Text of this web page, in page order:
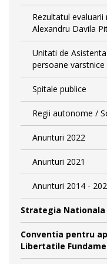
Rezultatul
Alexandru Davila
Unitati de
persoane varstnice
Spitale publice
Regii autonome /
Anunturi 2022
Anunturi 2021
Anunturi 2014 -
Strategia
Conventia pentru
Libertatile